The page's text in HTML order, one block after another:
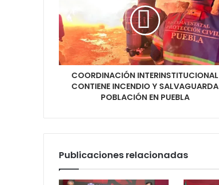
COORDINACIÓN INTERINSTITUCIONAL
CONTIENE INCENDIO Y SALVAGUARDA
POBLACIÓN EN PUEBLA
Publicaciones relacionadas